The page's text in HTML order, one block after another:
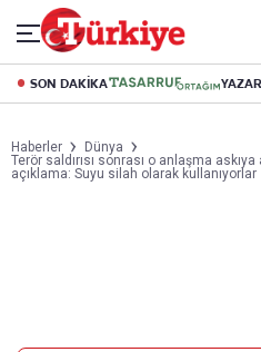
SON DAKİKA
Haberler
Dünya
Terör saldırısı sonrası o anlaşma
açıklama: Suyu silah olarak kullanıyorlar